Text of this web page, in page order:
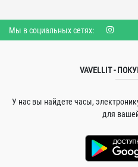
Мы в социальных сетях:
VAVELLIT -
У нас вы найдете часы,
для